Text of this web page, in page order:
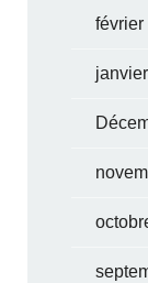
février